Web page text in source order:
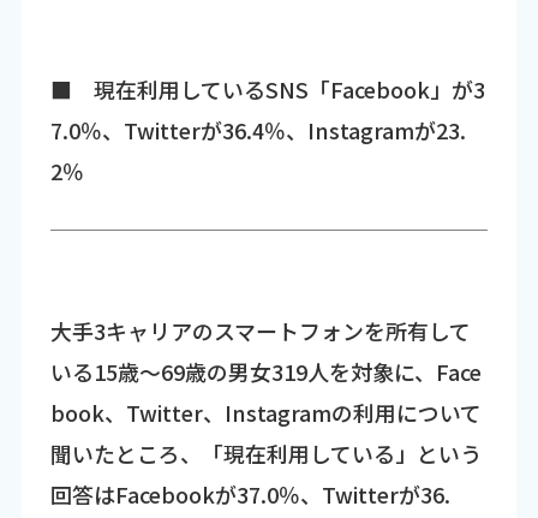
■ 現在利用しているSNS「Facebook」が3
7.0％、Twitterが36.4％、Instagramが23.
2％
大手3キャリアのスマートフォンを所有して
いる15歳～69歳の男女319人を対象に、Face
book、Twitter、Instagramの利用について
聞いたところ、「現在利用している」という
回答はFacebookが37.0％、Twitterが36.